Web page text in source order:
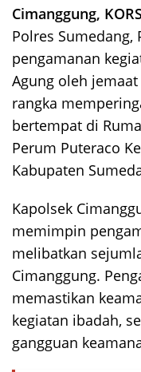
Cimanggung,
Polres Sumedang,
pengamanan
Agung oleh
rangka
bertempat di
Perum Puteraco
Kabupaten
Kapolsek
memimpin
melibatkan
Cimanggung.
memastikan
kegiatan ibadah,
gangguan